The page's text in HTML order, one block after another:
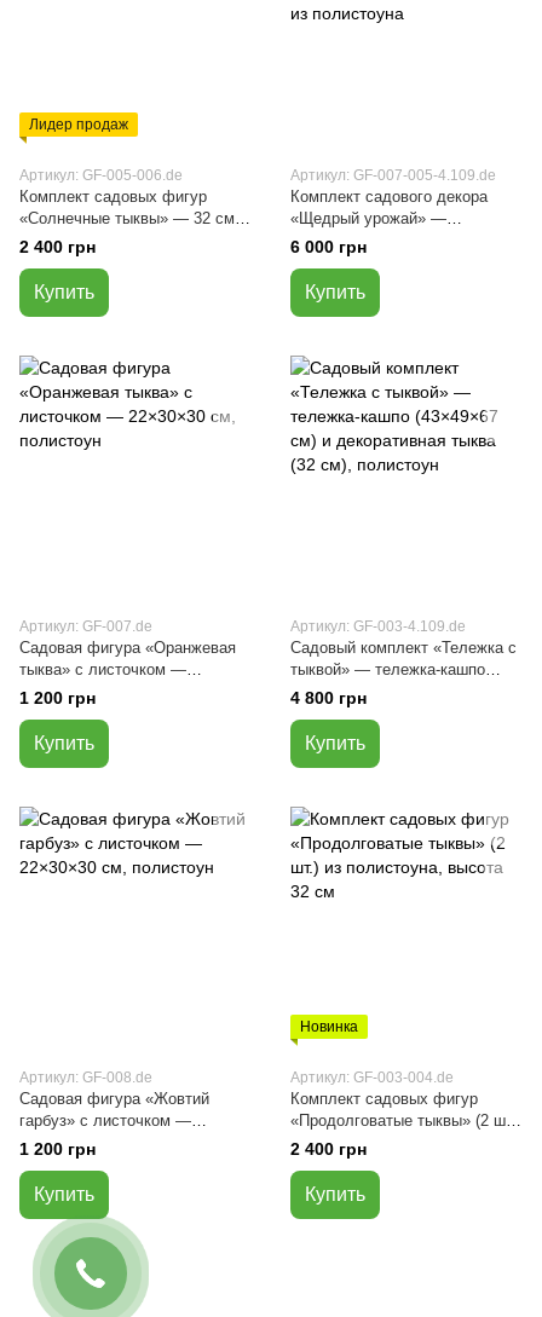
Лидер продаж
Артикул: GF-005-006.de
Комплект садовых фигур
«Солнечные тыквы» — 32 см и
25 см, полистоун
2 400 грн
Купить
Артикул: GF-007-005-4.109.de
Комплект садового декора
«Щедрый урожай» —
декоративная тележка с двумя
оранжевыми тыквами из
полистоуна
6 000 грн
Купить
Артикул: GF-007.de
Садовая фигура «Оранжевая
тыква» с листочком —
22×30×30 см, полистоун
1 200 грн
Купить
Артикул: GF-003-4.109.de
Садовый комплект «Тележка с
тыквой» — тележка-кашпо
(43×49×67 см) и декоративная
тыква (32 см), полистоун
4 800 грн
Купить
Артикул: GF-008.de
Садовая фигура «Жовтий
гарбуз» с листочком —
22×30×30 см, полистоун
1 200 грн
Купить
Новинка
Артикул: GF-003-004.de
Комплект садовых фигур
«Продолговатые тыквы» (2 шт.)
из полистоуна, высота 32 см
2 400 грн
Купить